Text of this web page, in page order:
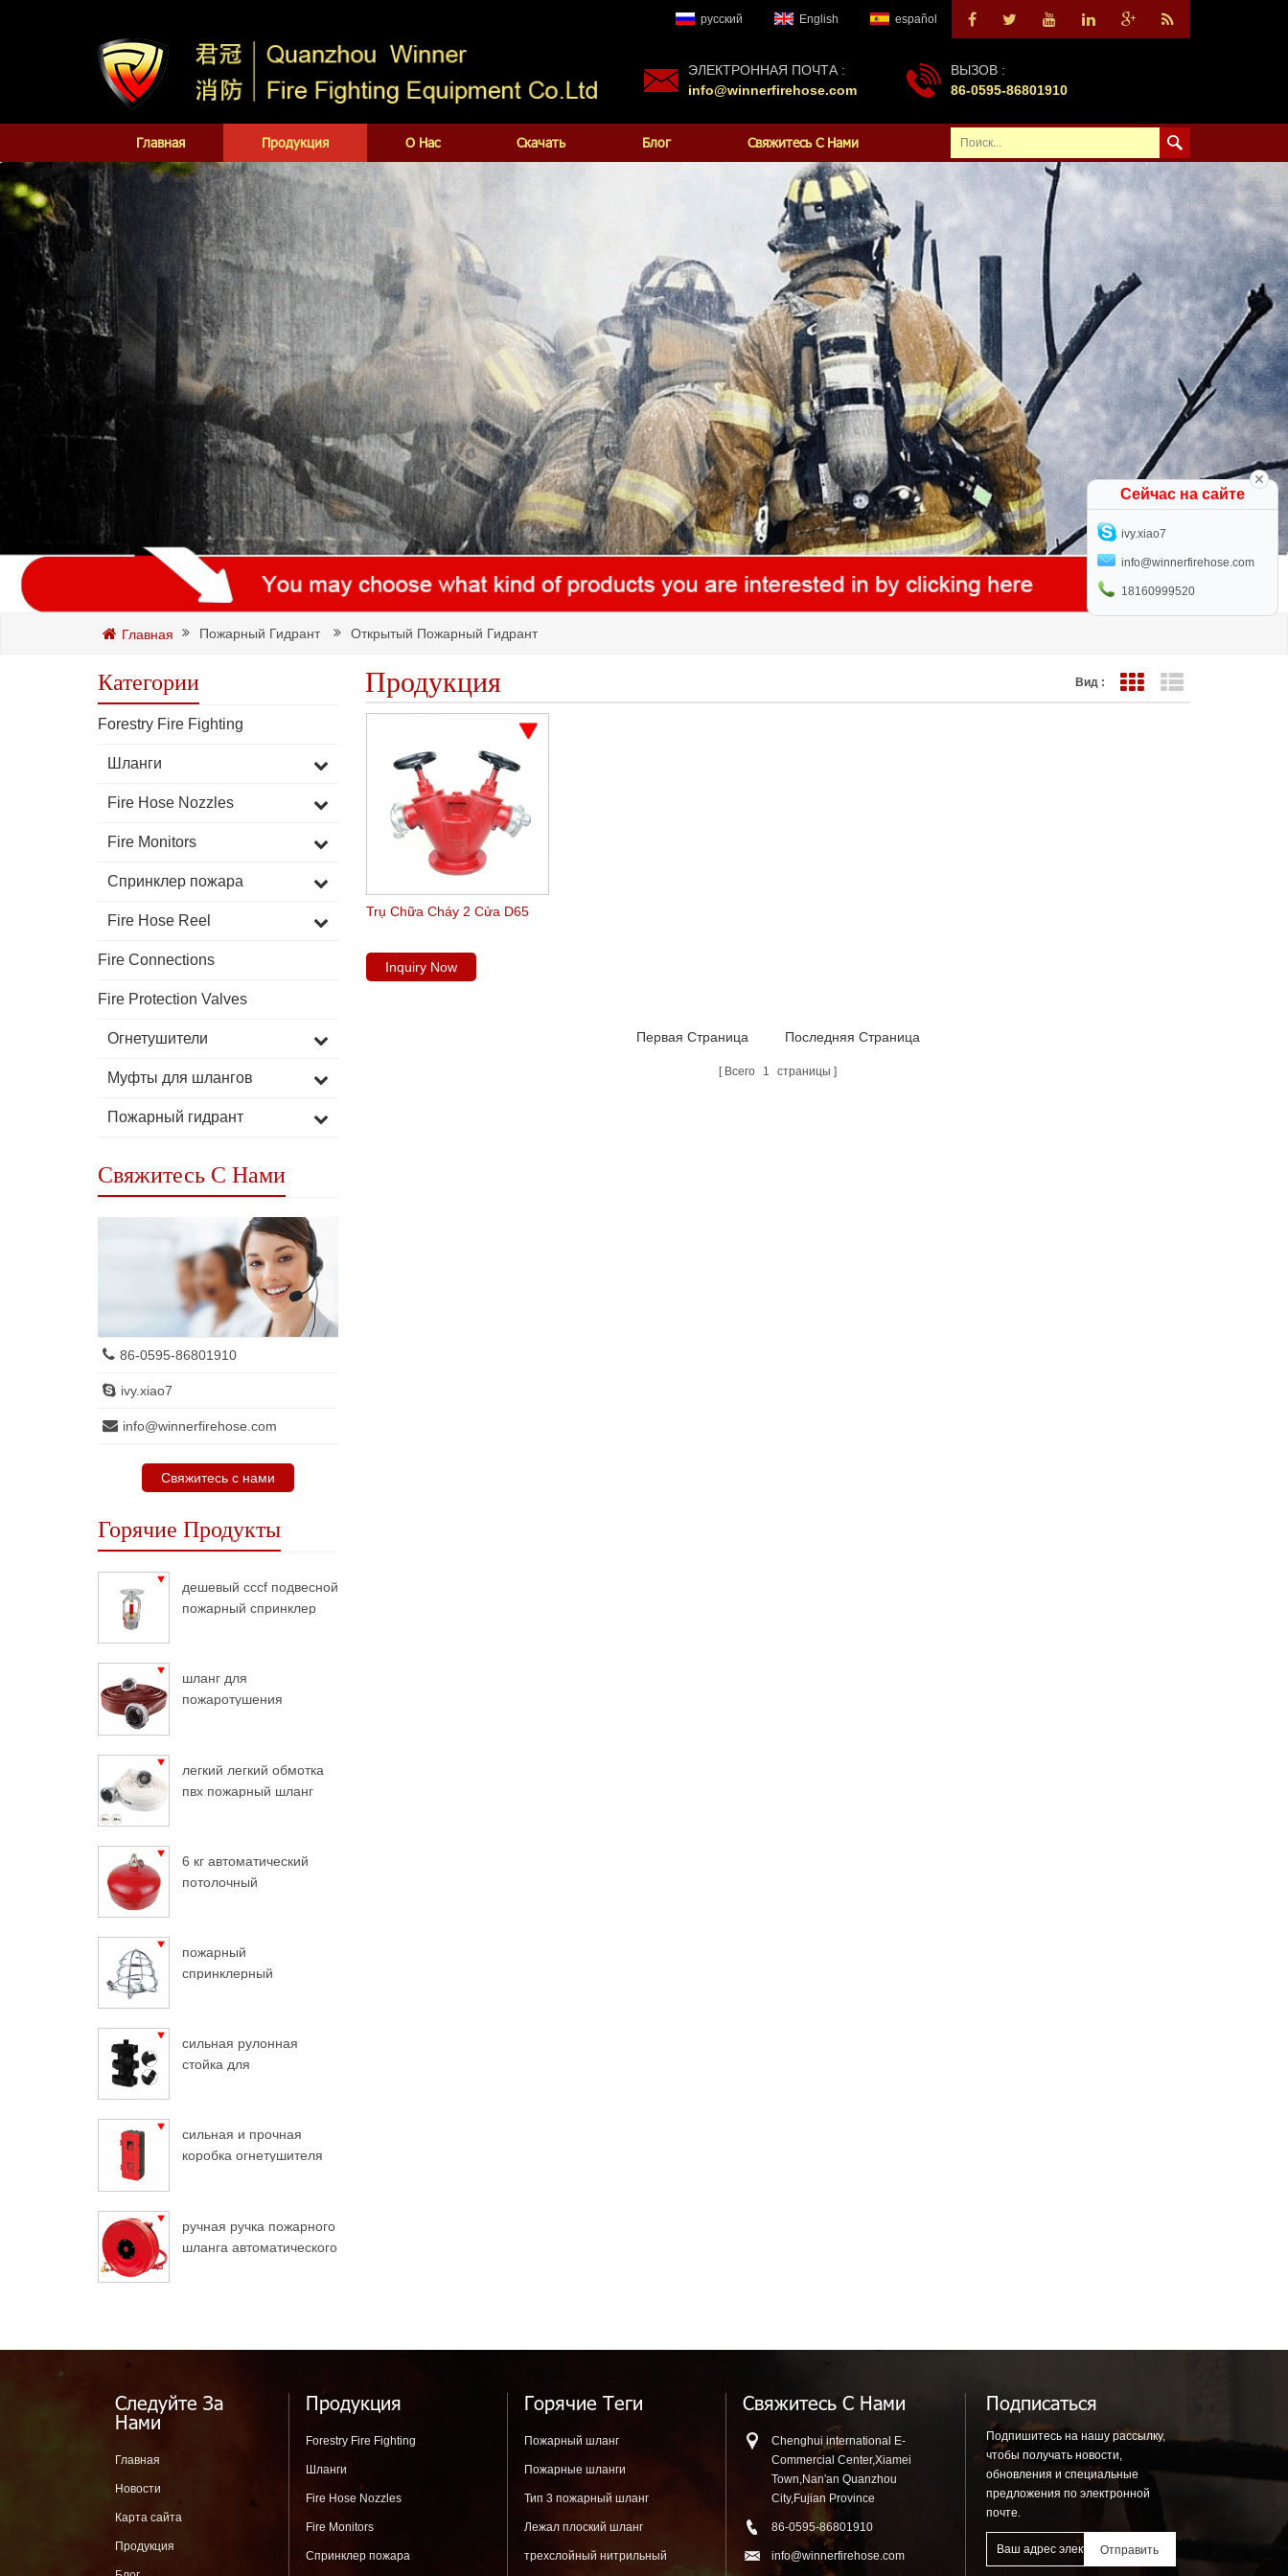
русский English español
ЭЛЕКТРОННАЯ ПОЧТА :
info@winnerfirehose.com
ВЫЗОВ :
86-0595-86801910
Главная Продукция О Нас Скачать Блог Свяжитесь С Нами
Главная Пожарный Гидрант Открытый Пожарный Гидрант
Категории
Forestry Fire Fighting
Шланги
Fire Hose Nozzles
Fire Monitors
Спринклер пожара
Fire Hose Reel
Fire Connections
Fire Protection Valves
Огнетушители
Муфты для шлангов
Пожарный гидрант
Свяжитесь С Нами
86-0595-86801910
ivy.xiao7
info@winnerfirehose.com
Свяжитесь с нами
Горячие Продукты
дешевый cccf подвесной
пожарный спринклер
шланг для
пожаротушения
легкий легкий обмотка
пвх пожарный шланг
6 кг автоматический
потолочный
пожарный
спринклерный
сильная рулонная
стойка для
сильная и прочная
коробка огнетушителя
ручная ручка пожарного
шланга автоматического
Продукция Вид : Представление сетки
Trụ Chữa Cháy 2 Cửa D65
Inquiry Now
Первая Страница Последняя Страница
Всего 1 страницы
Следуйте За
Нами
Главная
Новости
Карта сайта
Продукция
Продукция
Forestry Fire Fighting
Шланги
Fire Hose Nozzles
Fire Monitors
Спринклер пожара
Горячие Теги
Пожарный шланг
Пожарные шланги
Тип 3 пожарный шланг
Лежал плоский шланг
трехслойный нитрильный
Свяжитесь С Нами
Chenghui international E-
Commercial Center,Xiamei
Town,Nan'an Quanzhou
City,Fujian Province
86-0595-86801910
info@winnerfirehose.com
Подписаться
Подпишитесь на нашу рассылку,
чтобы получать новости,
обновления и специальные
предложения по электронной
почте.
Сейчас на сайте
ivy.xiao7
info@winnerfirehose.com
18160999520